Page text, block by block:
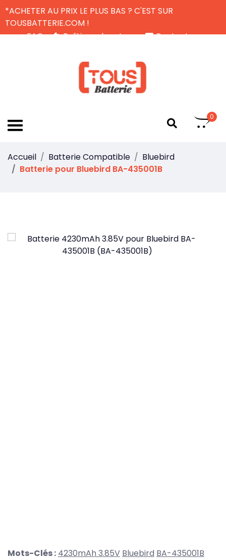
*ACHETER AU PRIX LE PLUS BAS ? C'EST SUR
TOUSBATTERIE.COM !
FAQ
Politique de retour
Contactez-nous
0
Accueil Batterie Compatible
Bluebird
Batterie pour Bluebird BA-435001B
Mots-Clés : 4230mAh 3.85V Bluebird BA-435001B